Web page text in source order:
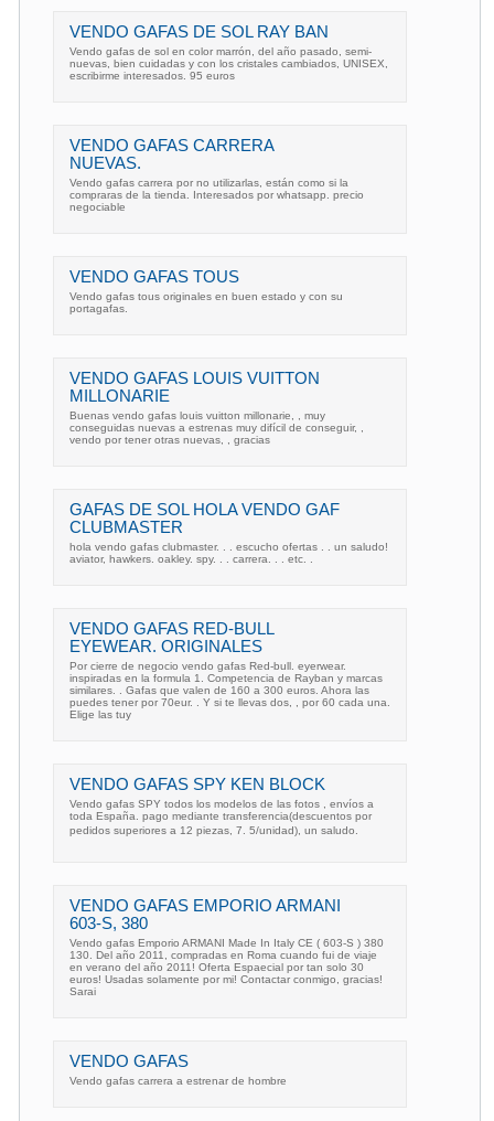
VENDO GAFAS DE SOL RAY BAN
Vendo gafas de sol en color marrón, del año pasado, semi-
nuevas, bien cuidadas y con los cristales cambiados, UNISEX,
escribirme interesados. 95 euros
VENDO GAFAS CARRERA
NUEVAS.
Vendo gafas carrera por no utilizarlas, están como si la
compraras de la tienda. Interesados por whatsapp. precio
negociable
VENDO GAFAS TOUS
Vendo gafas tous originales en buen estado y con su
portagafas.
VENDO GAFAS LOUIS VUITTON
MILLONARIE
Buenas vendo gafas louis vuitton millonarie, , muy
conseguidas nuevas a estrenas muy difícil de conseguir, ,
vendo por tener otras nuevas, , gracias
GAFAS DE SOL HOLA VENDO GAF
CLUBMASTER
hola vendo gafas clubmaster. . . escucho ofertas . . un saludo!
aviator, hawkers. oakley. spy. . . carrera. . . etc. .
VENDO GAFAS RED-BULL
EYEWEAR. ORIGINALES
Por cierre de negocio vendo gafas Red-bull. eyerwear.
inspiradas en la formula 1. Competencia de Rayban y marcas
similares. . Gafas que valen de 160 a 300 euros. Ahora las
puedes tener por 70eur. . Y si te llevas dos, , por 60 cada una.
Elige las tuy
VENDO GAFAS SPY KEN BLOCK
Vendo gafas SPY todos los modelos de las fotos , envíos a
toda España. pago mediante transferencia(descuentos por
pedidos superiores a 12 piezas, 7. 5/unidad), un saludo.
VENDO GAFAS EMPORIO ARMANI
603-S, 380
Vendo gafas Emporio ARMANI Made In Italy CE ( 603-S ) 380
130. Del año 2011, compradas en Roma cuando fui de viaje
en verano del año 2011! Oferta Espaecial por tan solo 30
euros! Usadas solamente por mi! Contactar conmigo, gracias!
Sarai
VENDO GAFAS
Vendo gafas carrera a estrenar de hombre